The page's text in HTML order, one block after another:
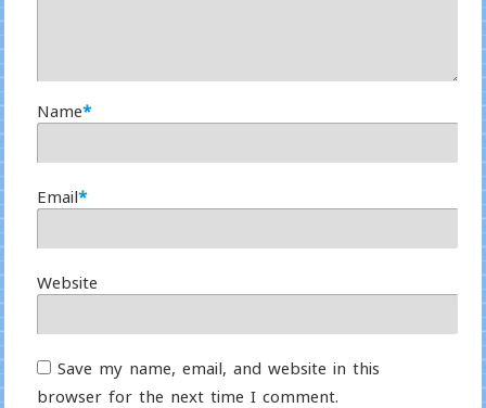
Name*
Email*
Website
Save my name, email, and website in this
browser for the next time I comment.